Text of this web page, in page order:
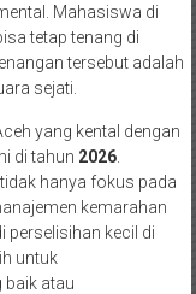
Mahasiswa di
tetap tenang di
tersebut adalah
sejati.
yang kental dengan
di tahun 2026.
hanya fokus pada
kemarahan
perselisihan kecil di
untuk
baik atau